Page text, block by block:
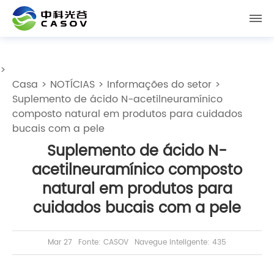
>
Casa > NOTÍCIAS > Informações do setor >
Suplemento de ácido N-acetilneuramínico
composto natural em produtos para cuidados
bucais com a pele
Suplemento de ácido N-
acetilneuramínico composto
natural em produtos para
cuidados bucais com a pele
Mar 27 Fonte: CASOV Navegue inteligente: 435